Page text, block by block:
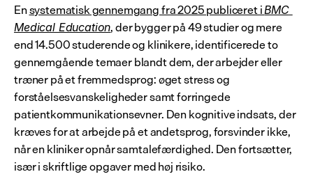
En systematisk gennemgang fra 2025 publiceret i BMC
Medical Education, der bygger på 49 studier og mere
end 14.500 studerende og klinikere, identificerede to
gennemgående temaer blandt dem, der arbejder eller
træner på et fremmedsprog: øget stress og
forståelsesvanskeligheder samt forringede
patientkommunikationsevner. Den kognitive indsats, der
kræves for at arbejde på et andetsprog, forsvinder ikke,
når en kliniker opnår samtalefærdighed. Den fortsætter,
især i skriftlige opgaver med høj risiko.